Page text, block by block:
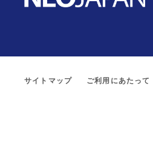
サイトマップ ご利用にあたって